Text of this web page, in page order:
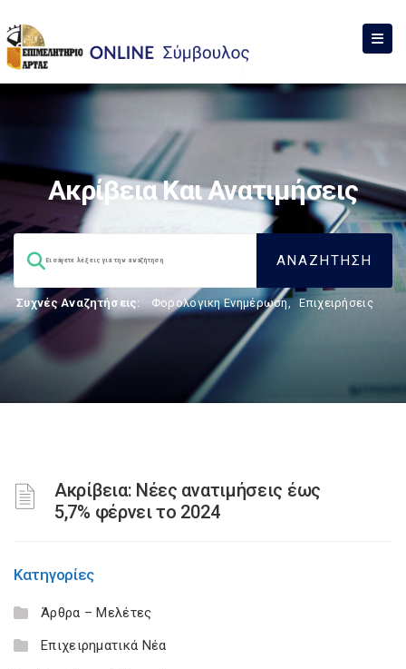
Ακρίβεια Και Ανατιμήσεις
Συχνές Αναζητήσεις: Φορολογικη Ενημέρωση, Επιχειρήσεις
Ακρίβεια: Νέες ανατιμήσεις έως
5,7% φέρνει το 2024
Κατηγορίες
Άρθρα – Μελέτες
Επιχειρηματικά Νέα